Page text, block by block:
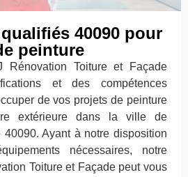
40090 pour
peinture
Rénovation Toiture et Façade
et des compétences
de vos projets de peinture
extérieure dans la ville de
Ayant à notre disposition
nécessaires, notre
Toiture et Façade peut vous